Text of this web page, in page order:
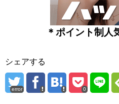
＊ポイント制人
シェアする
error 0